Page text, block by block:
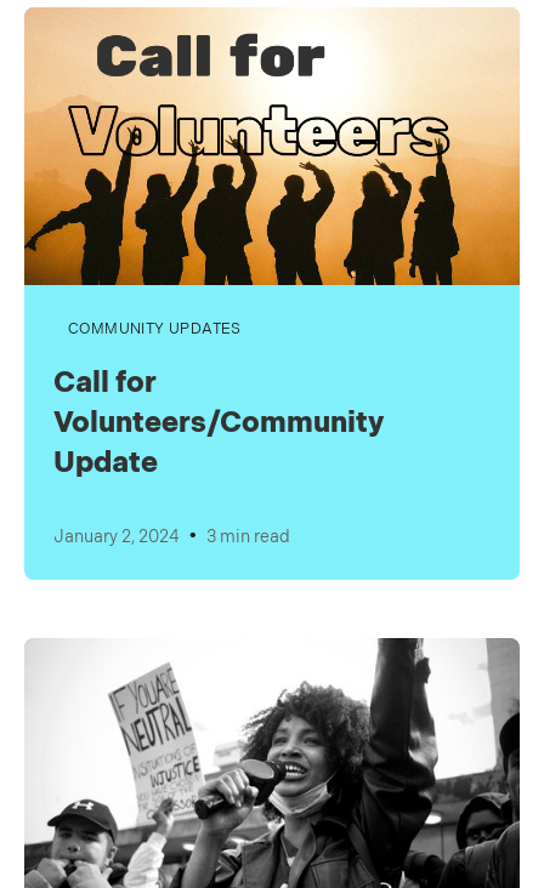
COMMUNITY UPDATES
Call for
Volunteers/Community
Update
January 2, 2024 • 3 min read